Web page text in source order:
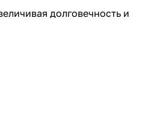
долговечность и